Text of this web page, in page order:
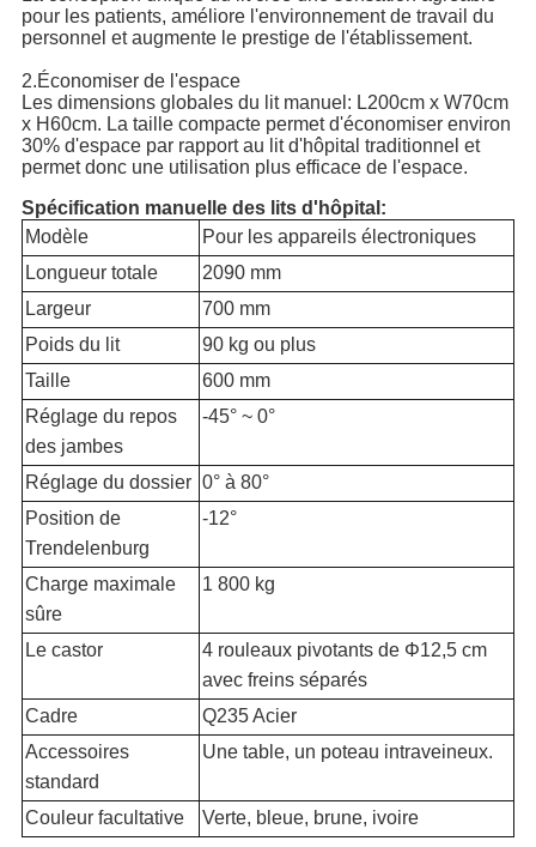
pour les patients, améliore l'environnement de travail du
personnel et augmente le prestige de l'établissement.
2.Économiser de l'espace
Les dimensions globales du lit manuel: L200cm x W70cm
x H60cm. La taille compacte permet d'économiser environ
30% d'espace par rapport au lit d'hôpital traditionnel et
permet donc une utilisation plus efficace de l'espace.
Spécification manuelle des lits d'hôpital:
Modèle
Pour les appareils électroniques
Longueur totale
2090 mm
Largeur
700 mm
Poids du lit
90 kg ou plus
Taille
600 mm
Réglage du repos
des jambes
-45° ~ 0°
Réglage du dossier 0° à 80°
Position de
Trendelenburg
-12°
Charge maximale
sûre
1 800 kg
Le castor
4 rouleaux pivotants de Φ12,5 cm
avec freins séparés
Cadre
Q235 Acier
Accessoires
standard
Une table, un poteau intraveineux.
Couleur facultative Verte, bleue, brune, ivoire